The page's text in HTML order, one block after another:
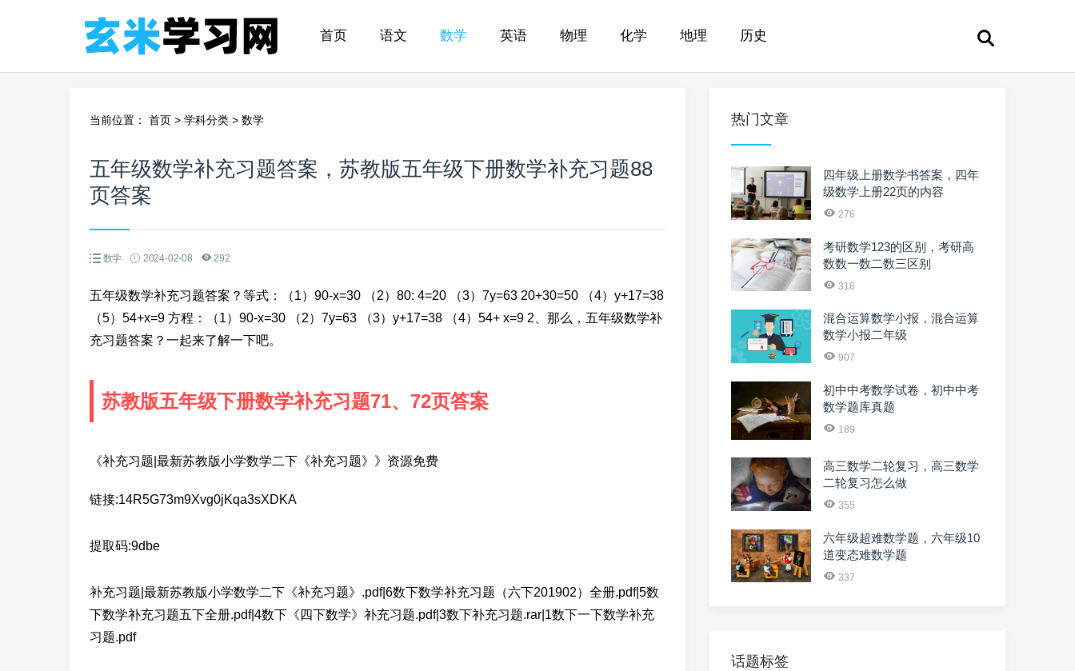
首页 语文 数学 英语 物理 化学 地理 历史
当前位置： 首页 > 学科分类 > 数学
五年级数学补充习题答案，苏教版五年级下册数学补充习题88
页答案
数学 2024-02-08 292
五年级数学补充习题答案？等式：（1）90-x=30 （2）80: 4=20 （3）7y=63 20+30=50 （4）y+17=38
（5）54+x=9 方程：（1）90-x=30 （2）7y=63 （3）y+17=38 （4）54+ x=9 2、那么，五年级数学补
充习题答案？一起来了解一下吧。
苏教版五年级下册数学补充习题71、72页答案
《补充习题|最新苏教版小学数学二下《补充习题》》资源免费
链接:14R5G73m9Xvg0jKqa3sXDKA
提取码:9dbe
补充习题|最新苏教版小学数学二下《补充习题》.pdf|6数下数学补充习题（六下201902）全册.pdf|5数
下数学补充习题五下全册.pdf|4数下《四下数学》补充习题.pdf|3数下补充习题.rar|1数下一下数学补充
习题.pdf
热门文章
四年级上册数学书答案，四年
级数学上册22页的内容
276
考研数学123的区别，考研高
数数一数二数三区别
316
混合运算数学小报，混合运算
数学小报二年级
907
初中中考数学试卷，初中中考
数学题库真题
189
高三数学二轮复习，高三数学
二轮复习怎么做
355
六年级超难数学题，六年级10
道变态难数学题
337
话题标签